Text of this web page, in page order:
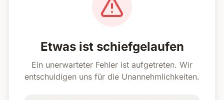
Etwas ist schiefgelaufen
Ein unerwarteter Fehler ist aufgetreten. Wir
entschuldigen uns für die Unannehmlichkeiten.